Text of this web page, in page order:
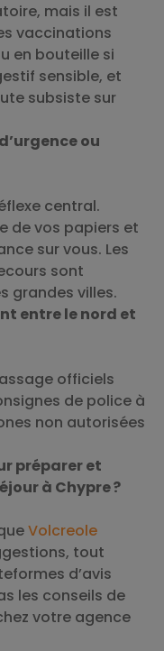
mais il est
vaccinations
en bouteille si
sensible, et
subsiste sur
ou
central.
de vos papiers et
sur vous. Les
sont
grandes villes.
entre le nord et
officiels
de police à
non autorisées
préparer et
à Chypre ?
Volcreole
tout
d’avis
les conseils de
votre agence